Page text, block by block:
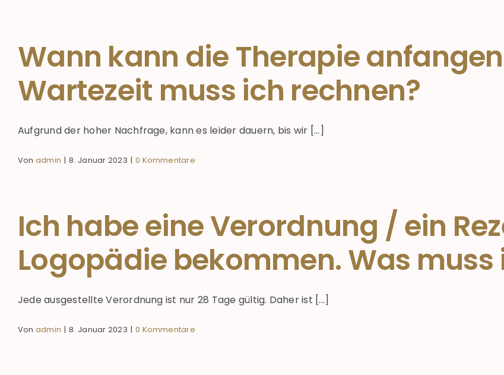
Wann kann die Therapie
Wartezeit muss ich rechnen?
Aufgrund der hoher Nachfrage, kann es leider dauern, bis wir [...]
Von admin | 8. Januar 2023 | 0 Kommentare
Ich habe eine Verordnung / ein
Logopädie bekommen. Was muss
Jede ausgestellte Verordnung ist nur 28 Tage gültig. Daher ist [...]
Von admin | 8. Januar 2023 | 0 Kommentare